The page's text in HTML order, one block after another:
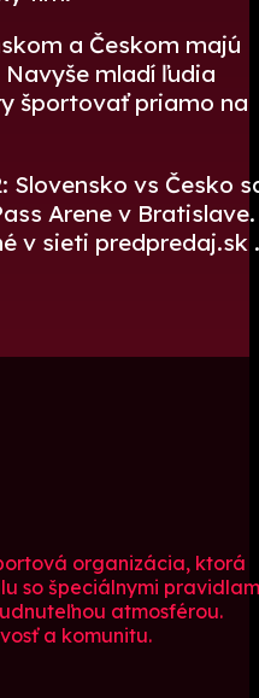
a Českom majú
mladí ľudia
športovať priamo na
Slovensko vs Česko
Arene v Bratislave.
v sieti predpredaj.sk .
organizácia, ktorá
so špeciálnymi
atmosférou.
a komunitu.